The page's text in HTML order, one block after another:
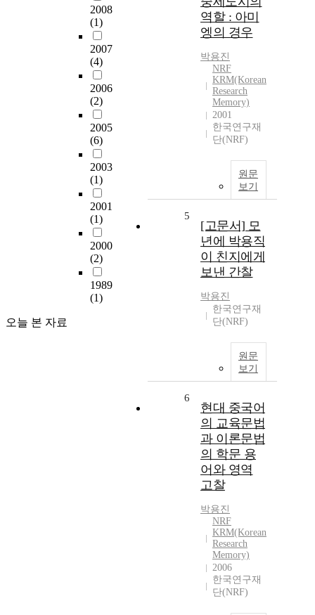
2008
(1)
2007
(4)
2006
(2)
2005
(6)
2003
(1)
2001
(1)
2000
(2)
1989
(1)
오늘 본 자료
역할 : 아미
엥의 경우
박용진
NRF
KRM(Korean
Research
Memory)
2001
한국연구재
단(NRF)
원문
보기
5
[고문서] 모
년에 박용직
이 친지에게
보낸 간찰
박용진
한국연구재
단(NRF)
원문
보기
6
현대 중국어
의 교육문법
과 이론문법
의 학문 용
어와 영역
고찰
박용진
NRF
KRM(Korean
Research
Memory)
2006
한국연구재
단(NRF)